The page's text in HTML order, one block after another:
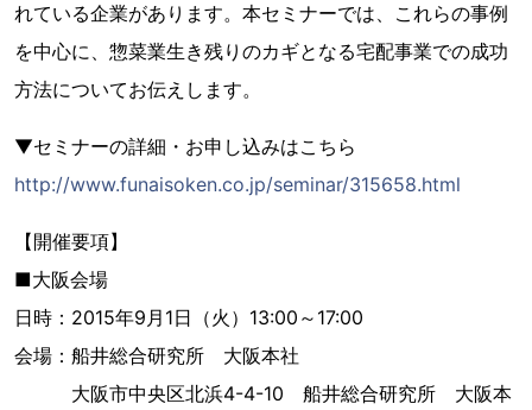
れている企業があります。本セミナーでは、これらの事例
を中心に、惣菜業生き残りのカギとなる宅配事業での成功
方法についてお伝えします。
▼セミナーの詳細・お申し込みはこちら
http://www.funaisoken.co.jp/seminar/315658.html
【開催要項】
■大阪会場
日時：2015年9月1日（火）13:00～17:00
会場：船井総合研究所 大阪本社
大阪市中央区北浜4-4-10 船井総合研究所 大阪本